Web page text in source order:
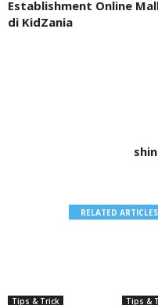
Establishment Online
di KidZania
RELATED ARTICLES
Tips & Trick Tips &